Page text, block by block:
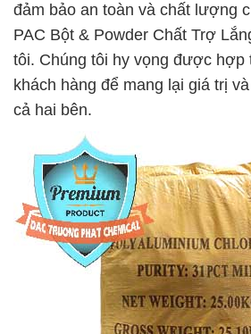
đảm bảo an toàn và chất lượng
PAC Bột & Powder Chất Trợ
tôi. Chúng tôi hy vọng được hợp
khách hàng để mang lại giá trị
cả hai bên.